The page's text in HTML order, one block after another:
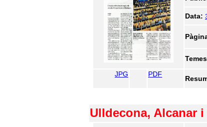
Data:
JPG PDF
Ulldecona, Alcanar